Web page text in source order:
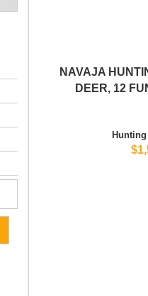
NAVAJA
DEER, 12